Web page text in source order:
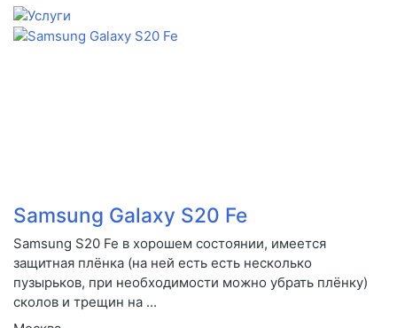
Samsung Galaxy S20 Fe
Samsung S20 Fe в хорошем состоянии, имеется
защитная плёнка (на ней есть есть несколько
пузырьков, при необходимости можно убрать плёнку)
сколов и трещин на ...